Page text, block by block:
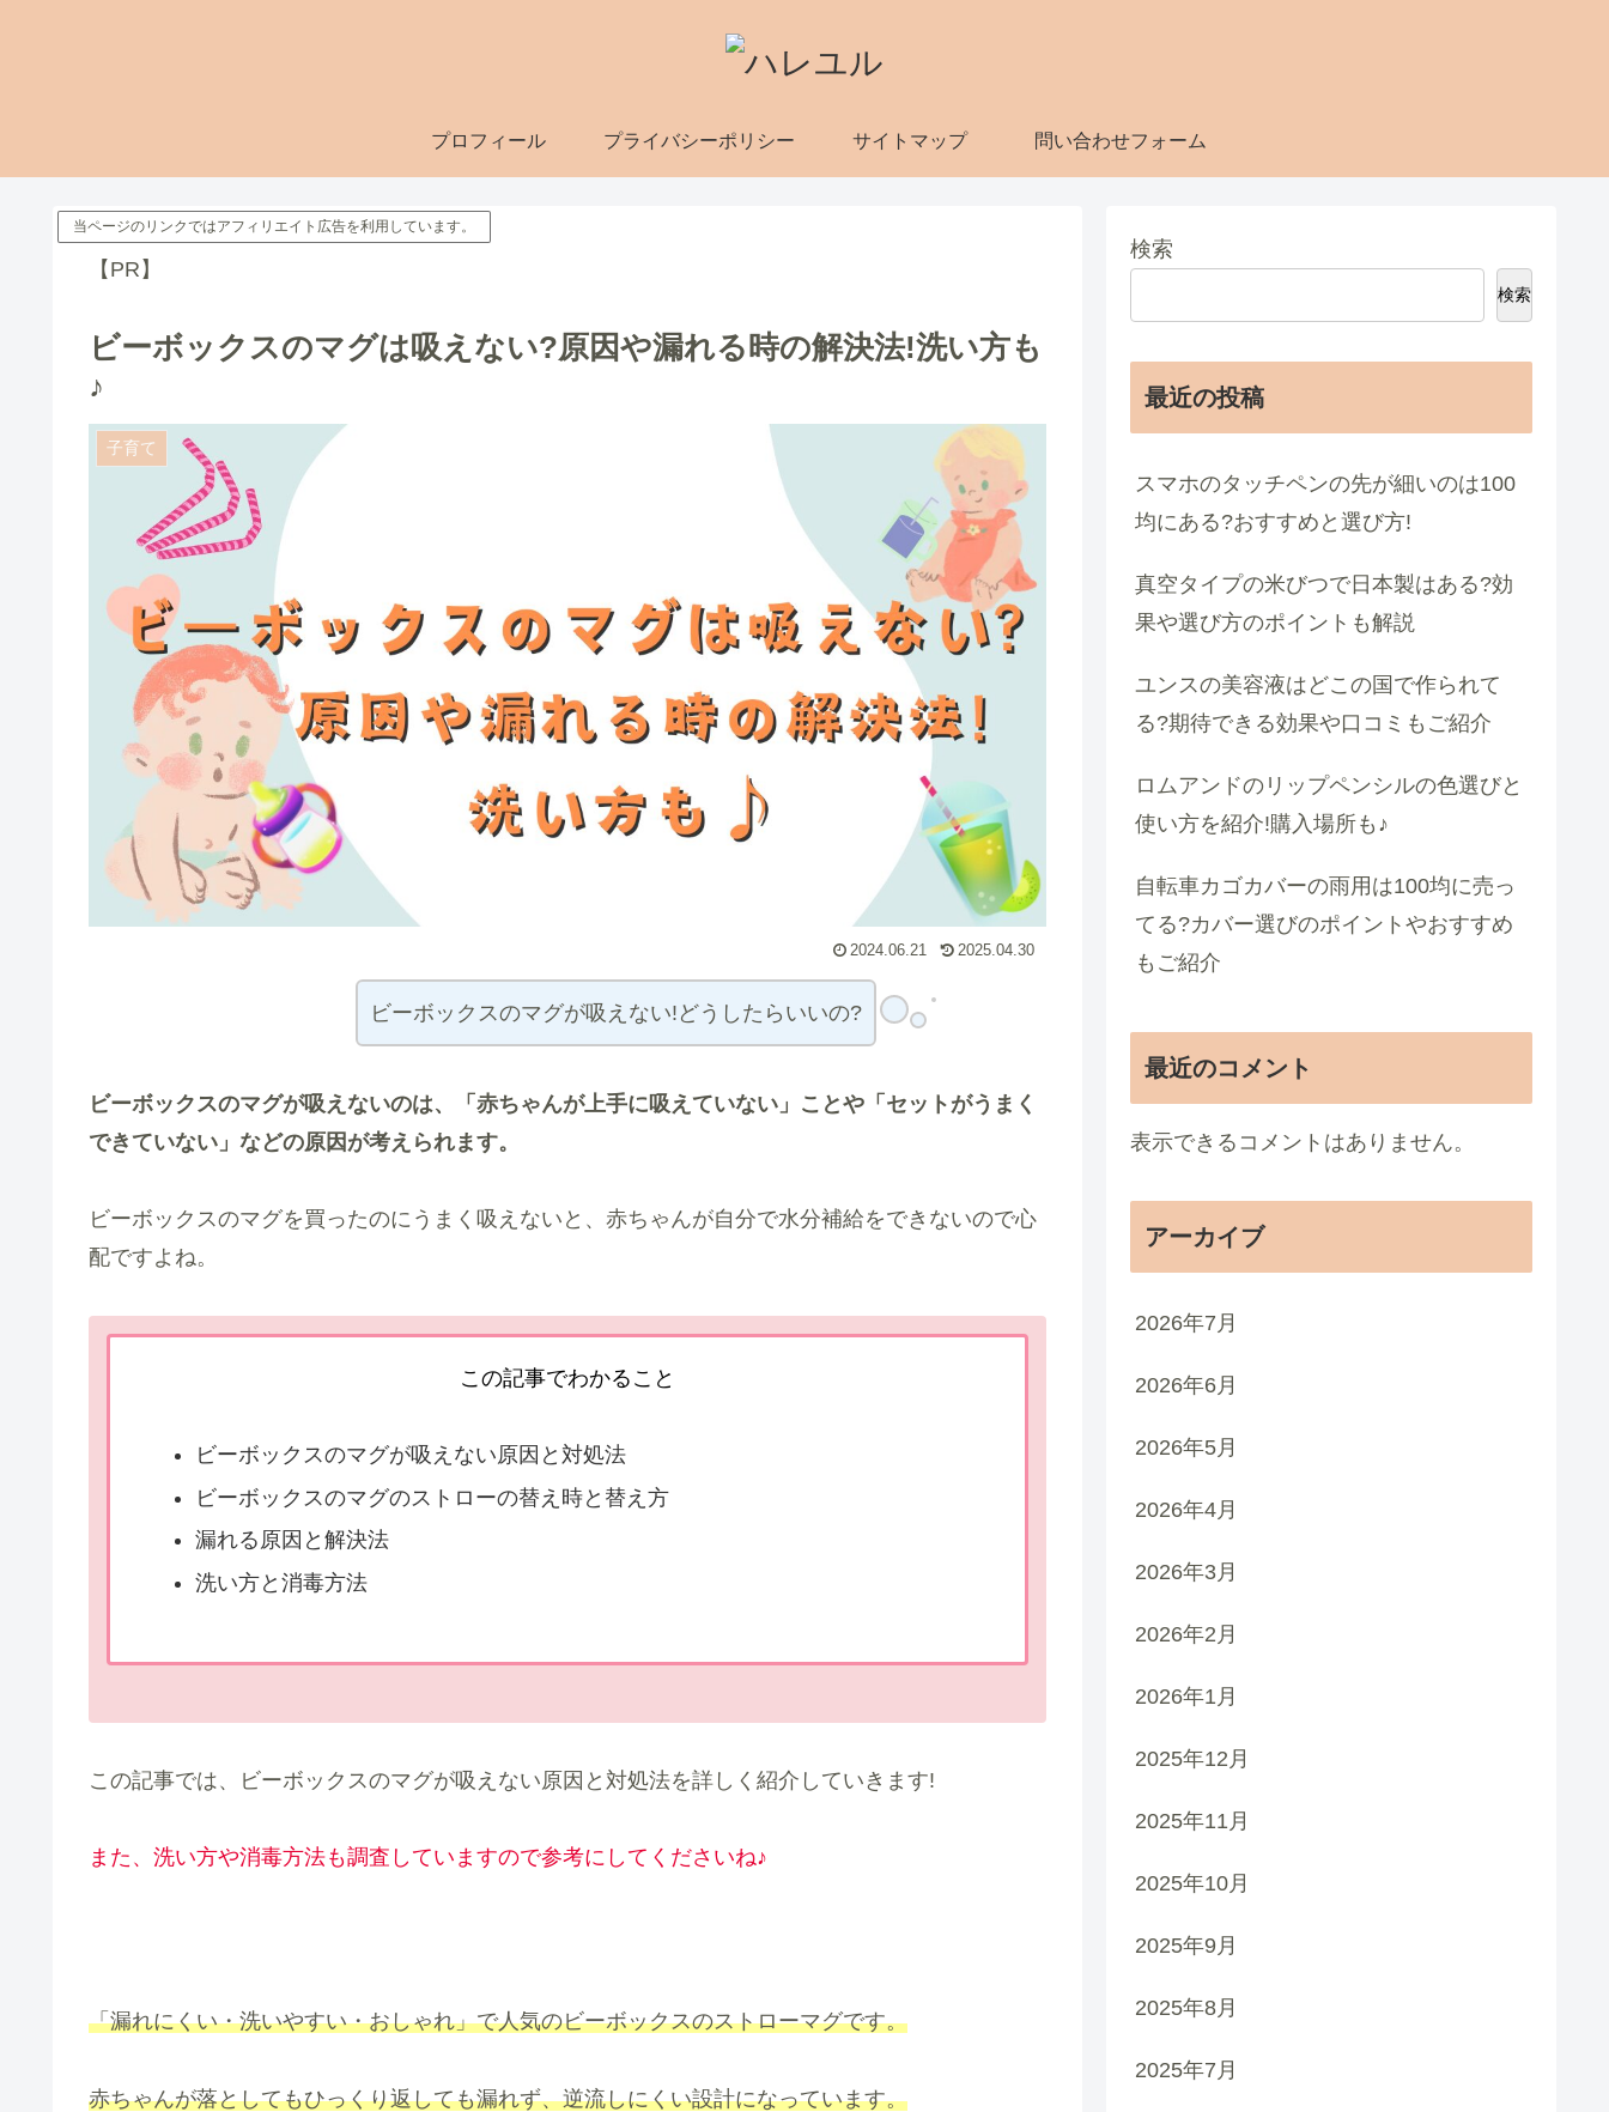
プロフィール プライバシーポリシー サイトマップ 問い合わせフォーム
当ページのリンクではアフィリエイト広告を利用しています。
【PR】
ビーボックスのマグは吸えない?原因や漏れる時の解決法!洗い方も
♪
子育て
2024.06.21 2025.04.30
ビーボックスのマグが吸えない!どうしたらいいの?
ビーボックスのマグが吸えないのは、「赤ちゃんが上手に吸えていない」ことや「セットがうまく
できていない」などの原因が考えられます。
ビーボックスのマグを買ったのにうまく吸えないと、赤ちゃんが自分で水分補給をできないので心
配ですよね。
この記事でわかること
ビーボックスのマグが吸えない原因と対処法
ビーボックスのマグのストローの替え時と替え方
漏れる原因と解決法
洗い方と消毒方法
この記事では、ビーボックスのマグが吸えない原因と対処法を詳しく紹介していきます!
また、洗い方や消毒方法も調査していますので参考にしてくださいね♪
「漏れにくい・洗いやすい・おしゃれ」で人気のビーボックスのストローマグです。
赤ちゃんが落としてもひっくり返しても漏れず、逆流しにくい設計になっています。
検索
検索
最近の投稿
スマホのタッチペンの先が細いのは100
均にある?おすすめと選び方!
真空タイプの米びつで日本製はある?効
果や選び方のポイントも解説
ユンスの美容液はどこの国で作られて
る?期待できる効果や口コミもご紹介
ロムアンドのリップペンシルの色選びと
使い方を紹介!購入場所も♪
自転車カゴカバーの雨用は100均に売っ
てる?カバー選びのポイントやおすすめ
もご紹介
最近のコメント
表示できるコメントはありません。
アーカイブ
2026年7月
2026年6月
2026年5月
2026年4月
2026年3月
2026年2月
2026年1月
2025年12月
2025年11月
2025年10月
2025年9月
2025年8月
2025年7月